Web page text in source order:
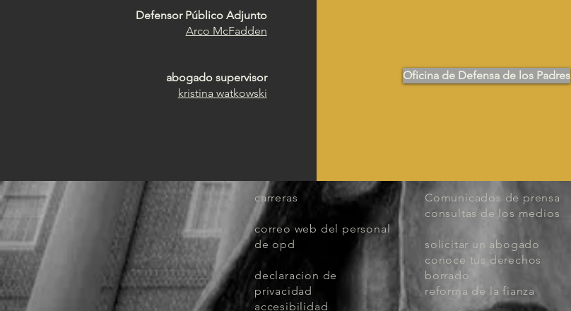
Defensor Público Adjunto
Arco McFadden
abogado supervisor
kristina watkowski
Oficina de Defensa de los Padres
carreras
correo web del personal
de opd
declaracion de
privacidad
accesibilidad
Comunicados de prensa
consultas de los medios
solicitar un abogado
conoce tus derechos
borrado
reforma de la fianza